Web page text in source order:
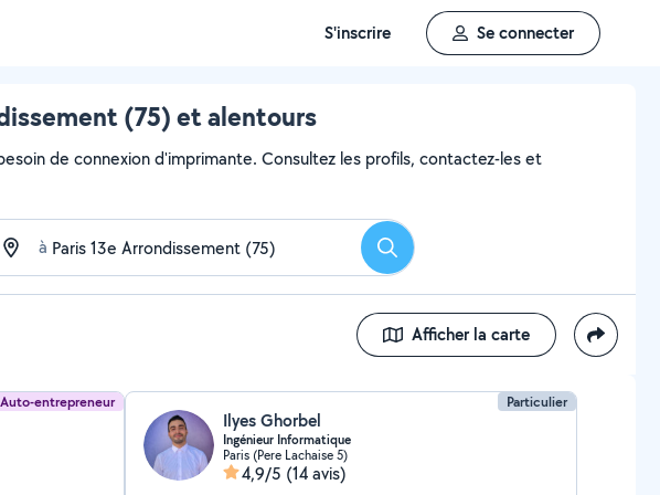
S'inscrire Se connecter
(75) et alentours
de connexion d'imprimante. Consultez les profils, contactez-les et
à Rechercher
Afficher la carte
Auto-entrepreneur Particulier
Ilyes Ghorbel
Ingénieur Informatique
Paris (Pere Lachaise 5)
4,9/5 (14 avis)